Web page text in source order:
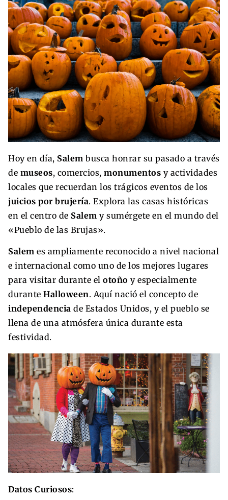
Hoy en día, Salem busca honrar su pasado a través
de museos, comercios, monumentos y actividades
locales que recuerdan los trágicos eventos de los
juicios por brujería. Explora las casas históricas
en el centro de Salem y sumérgete en el mundo del
«Pueblo de las Brujas».
Salem es ampliamente reconocido a nivel nacional
e internacional como uno de los mejores lugares
para visitar durante el otoño y especialmente
durante Halloween. Aquí nació el concepto de
independencia de Estados Unidos, y el pueblo se
llena de una atmósfera única durante esta
festividad.
Datos Curiosos: